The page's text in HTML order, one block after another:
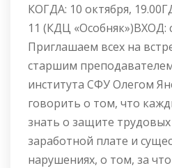
КОГДА: 10 октября,
11 (КДЦ «Особняк»)ВХОД:
Приглашаем всех на
старшим
института СФУ Олегом
говорить о том, что
знать о защите
заработной плате и
нарушениях, о том, за